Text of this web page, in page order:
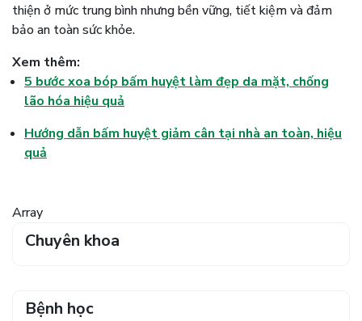
thiện ở mức trung bình nhưng bền vững, tiết kiệm và đảm
bảo an toàn sức khỏe.
Xem thêm:
5 bước xoa bóp bấm huyệt làm đẹp da mặt, chống
lão hóa hiệu quả
Hướng dẫn bấm huyệt giảm cân tại nhà an toàn, hiệu
quả
Array
Chuyên khoa
Bệnh học